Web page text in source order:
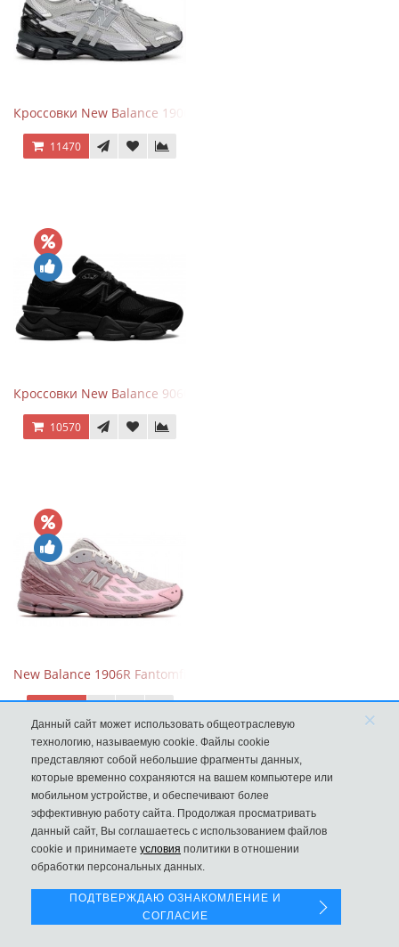
Кроссовки New Balance 1906 Black Silver Metallic
11470
Кроссовки New Balance 9060 Triple Black
10570
New Balance 1906R Fantomfit Ice Wine
Данный сайт может использовать общеотраслевую
технологию, называемую cookie. Файлы cookie
представляют собой небольшие фрагменты данных,
которые временно сохраняются на вашем компьютере или
мобильном устройстве, и обеспечивают более
эффективную работу сайта. Продолжая просматривать
данный сайт, Вы соглашаетесь с использованием файлов
cookie и принимаете условия политики в отношении
обработки персональных данных.
×
ПОДТВЕРЖДАЮ ОЗНАКОМЛЕНИЕ И
СОГЛАСИЕ